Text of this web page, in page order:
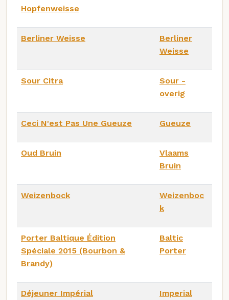
Hopfenweisse
Berliner Weisse
Berliner
Weisse
Sour Citra
Sour -
overig
Ceci N'est Pas Une Gueuze Gueuze
Oud Bruin
Vlaams
Bruin
Weizenbock
Weizenboc
k
Porter Baltique Édition
Spéciale 2015 (Bourbon &
Brandy)
Baltic
Porter
Déjeuner Impérial
Imperial